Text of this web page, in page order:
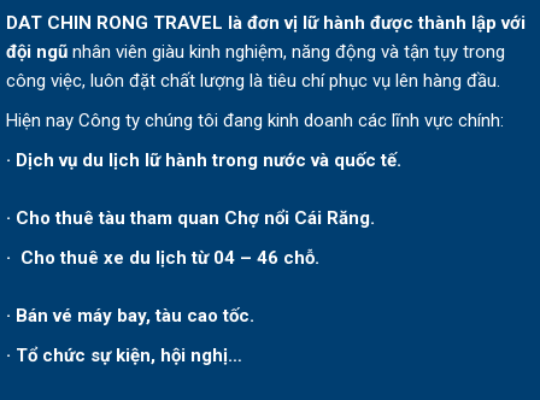
DAT CHIN RONG TRAVEL là đơn vị lữ hành được thành lập với
đội ngũ nhân viên giàu kinh nghiệm, năng động và tận tụy trong
công việc, luôn đặt chất lượng là tiêu chí phục vụ lên hàng đầu.
Hiện nay Công ty chúng tôi đang kinh doanh các lĩnh vực chính:
· Dịch vụ du lịch lữ hành trong nước và quốc tế.
· Cho thuê tàu tham quan Chợ nổi Cái Răng.
· Cho thuê xe du lịch từ 04 – 46 chỗ.
· Bán vé máy bay, tàu cao tốc.
· Tổ chức sự kiện, hội nghị…